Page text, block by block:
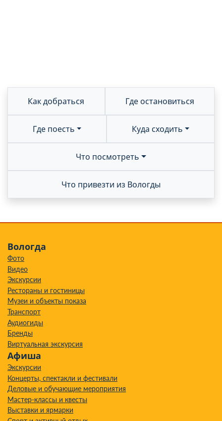
Как добраться Где остановиться
Где поесть Куда сходить
Что посмотреть
Что привезти из Вологды
Вологда
Фото
Видео
Экскурсии
Рестораны и гостиницы
Музеи и объекты показа
Транспорт
Аудиогиды
Бренды
Виртуальная экскурсия
Афиша
Экскурсии
Концерты, спектакли и фестивали
Деловые и обучающие мероприятия
Мастер-классы и квесты
Выставки и ярмарки